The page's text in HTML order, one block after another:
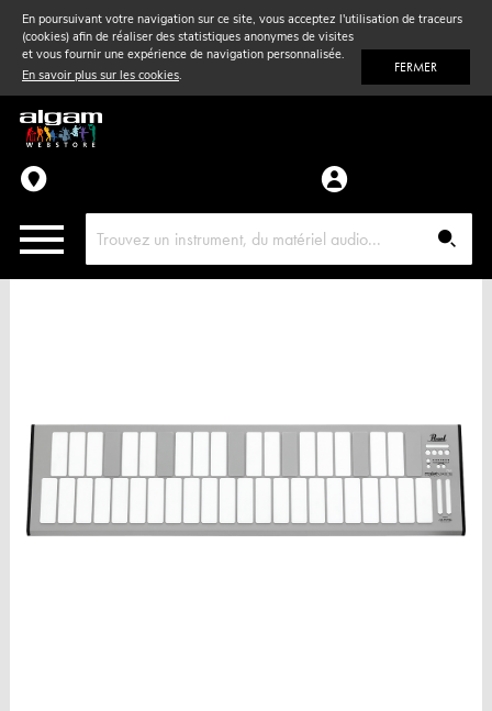
En poursuivant votre navigation sur ce site, vous acceptez l'utilisation de traceurs
(cookies) afin de réaliser des statistiques anonymes de visites
et vous fournir une expérience de navigation personnalisée.
En savoir plus sur les cookies. FERMER
Vent& Violon
Accessoires
Pièces détachées